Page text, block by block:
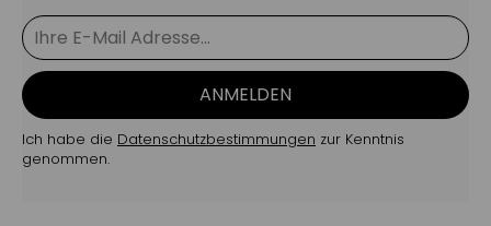
ANMELDEN
Ich habe die Datenschutzbestimmungen zur Kenntnis
genommen.